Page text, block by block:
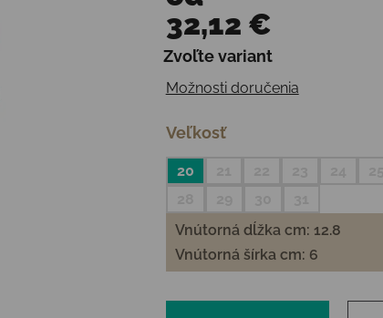
32,12 €
Jednotková cena:
Zvoľte variant
Možnosti doručenia
Veľkosť
20
Vnútorná dĺžka cm: 12.8
Vnútorná šírka cm: 6